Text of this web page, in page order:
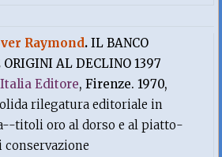
Raymond.IL BANCO
AL DECLINO 1397
Editore, Firenze. 1970,
rilegatura editoriale in
titoli oro al dorso e al piatto-